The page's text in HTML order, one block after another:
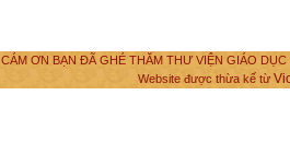
CÁM ƠN BẠN ĐÃ GHÉ THĂM THƯ VIỆN GIÁO
Website được thừa kế từ